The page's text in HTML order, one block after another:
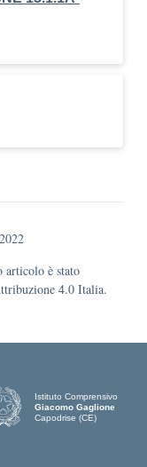
articolo è stato
4.0 Italia.
Istituto Comprensivo
Giacomo Gaglione
Capodrise (CE)